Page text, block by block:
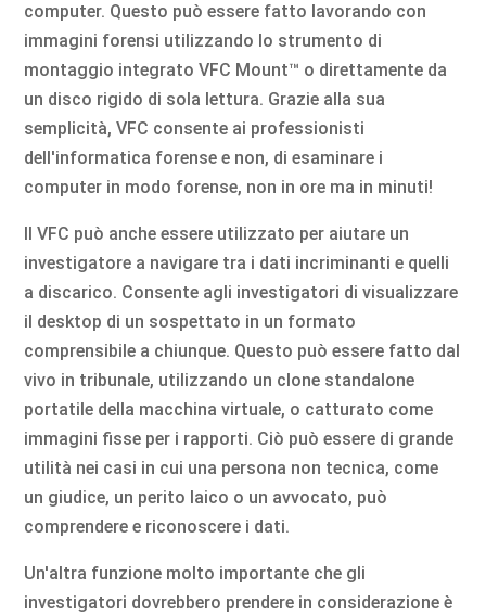
computer. Questo può essere fatto lavorando con
immagini forensi utilizzando lo strumento di
montaggio integrato VFC Mount™ o direttamente da
un disco rigido di sola lettura. Grazie alla sua
semplicità, VFC consente ai professionisti
dell'informatica forense e non, di esaminare i
computer in modo forense, non in ore ma in minuti!
Il VFC può anche essere utilizzato per aiutare un
investigatore a navigare tra i dati incriminanti e quelli
a discarico. Consente agli investigatori di visualizzare
il desktop di un sospettato in un formato
comprensibile a chiunque. Questo può essere fatto dal
vivo in tribunale, utilizzando un clone standalone
portatile della macchina virtuale, o catturato come
immagini fisse per i rapporti. Ciò può essere di grande
utilità nei casi in cui una persona non tecnica, come
un giudice, un perito laico o un avvocato, può
comprendere e riconoscere i dati.
Un'altra funzione molto importante che gli
investigatori dovrebbero prendere in considerazione è